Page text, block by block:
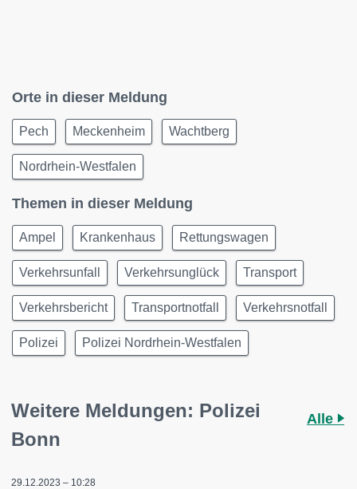
Orte in dieser Meldung
Pech Meckenheim Wachtberg
Nordrhein-Westfalen
Themen in dieser Meldung
Ampel Krankenhaus Rettungswagen
Verkehrsunfall Verkehrsunglück Transport
Verkehrsbericht Transportnotfall Verkehrsnotfall
Polizei Polizei Nordrhein-Westfalen
Weitere Meldungen: Polizei
Bonn
Alle
29.12.2023 – 10:28